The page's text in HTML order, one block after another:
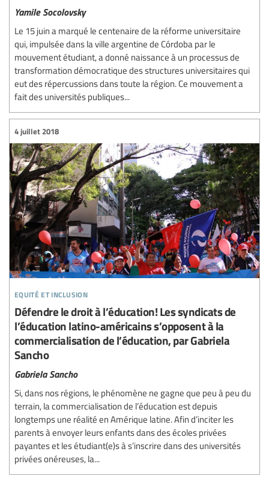
Yamile Socolovsky
Le 15 juin a marqué le centenaire de la réforme universitaire
qui, impulsée dans la ville argentine de Córdoba par le
mouvement étudiant, a donné naissance à un processus de
transformation démocratique des structures universitaires qui
eut des répercussions dans toute la région. Ce mouvement a
fait des universités publiques...
equité et inclusion
4 juillet 2018
Défendre le droit à l’éducation! Les syndicats de
l’éducation latino-américains s’opposent à la
commercialisation de l’éducation, par Gabriela
Sancho
Gabriela Sancho
Si, dans nos régions, le phénomène ne gagne que peu à peu du
terrain, la commercialisation de l’éducation est depuis
longtemps une réalité en Amérique latine. Afin d’inciter les
parents à envoyer leurs enfants dans des écoles privées
payantes et les étudiant(e)s à s’inscrire dans des universités
privées onéreuses, la...